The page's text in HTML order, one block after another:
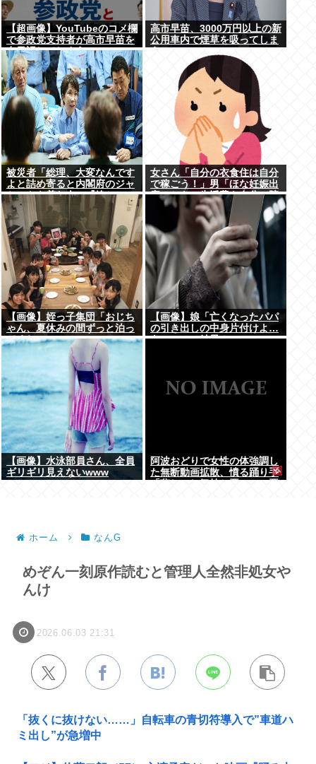
【超画像】YouTubeのコメ欄
で参政党支持者が高市早苗を
在日認してしまうwww
高市早苗、3000万円以上の新
公用車内で煙草を吸ってしま
被災者「総理、大変なんです
よと詰め寄ると内閣府のジャ
ケットを着た人に『静かに 』
とすごまれた」
女さん「自分の衣食住は自分
で稼ごう！」男「ほな妊娠出
産のときの生活費も自分で貯
めてな」女さん「──世界か
ら色が消えた」
【画像】姪っ子集団「おじち
ゃん、夏休みの間ずっと泊っ
てくね」
【画像】娘「亡くなったパパ
の引き出しの中身片付けよ…
あっ、」⇒結果！
【画像】水泳部員さん、全員
ギリギリ見えないwww
阿波おどりで女性の体強調し
た無断動画拡散、憤る踊り手
ホーム なんG
めぞん一刻原作読むと管理人全然非処女や
んけ
2026.06.03 21:31
「抜くに抜けない……」自転車の青切符導入で”車道ハ
ミ出し”が急増中